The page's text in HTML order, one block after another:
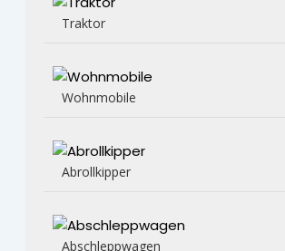
Traktor
Wohnmobile
Abrollkipper
Abschleppwagen